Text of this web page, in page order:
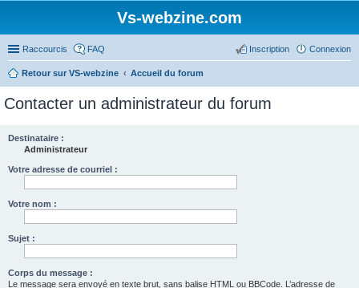
Vs-webzine.com
Raccourcis FAQ Connexion
Inscription
Retour sur VS-webzine Accueil du forum
Contacter un administrateur du forum
Destinataire :
Administrateur
Votre adresse de courriel :
Votre nom :
Sujet :
Corps du message :
Le message sera envoyé en texte brut, sans balise HTML ou BBCode. L’adresse de